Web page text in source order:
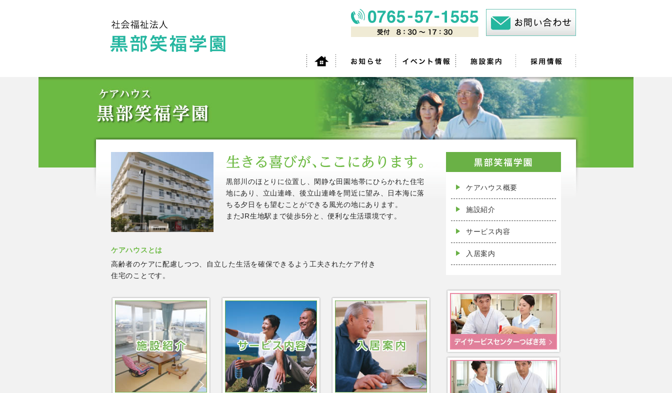
黒部川のほとりに位置し、閑静な田園地帯にひらかれた住宅
地にあり、立山連峰、後立山連峰を間近に望み、日本海に落
ちる夕日をも望むことができる風光の地にあります。
またJR生地駅まで徒歩5分と、便利な生活環境です。
ケアハウスとは
高齢者のケアに配慮しつつ、自立した生活を確保できるよう工夫されたケア付き
住宅のことです。
ケアハウス概要
施設紹介
サービス内容
入居案内